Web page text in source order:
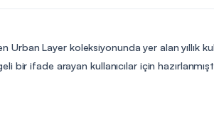
Layer koleksiyonunda yer alan yıllık
ifade arayan kullanıcılar için